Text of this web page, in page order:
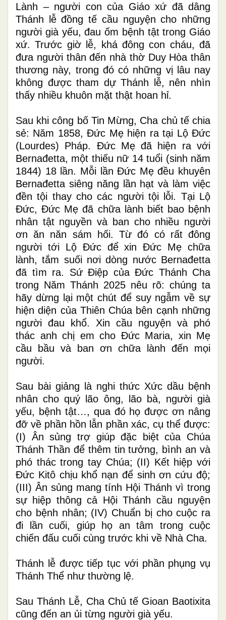
Lành – người con của Giáo xứ đã dâng
Thánh lễ đồng tế cầu nguyện cho những
người già yếu, đau ốm bệnh tật trong Giáo
xứ. Trước giờ lễ, khá đông con cháu, đã
đưa người thân đến nhà thờ Duy Hòa thân
thương này, trong đó có những vị lâu nay
không được tham dự Thánh lễ, nên nhìn
thấy nhiều khuôn mặt thật hoan hỉ.
Sau khi công bố Tin Mừng, Cha chủ tế chia
sẻ: Năm 1858, Đức Mẹ hiện ra tại Lộ Đức
(Lourdes) Pháp. Đức Mẹ đã hiện ra với
Bernađetta, một thiếu nữ 14 tuổi (sinh năm
1844) 18 lần. Mỗi lần Đức Mẹ đều khuyên
Bernađetta siêng năng lần hạt và làm việc
đền tội thay cho các người tội lỗi. Tại Lộ
Đức, Đức Mẹ đã chữa lành biết bao bệnh
nhân tật nguyền và ban cho nhiều người
ơn ăn năn sám hối. Từ đó có rất đông
người tới Lộ Đức để xin Đức Mẹ chữa
lành, tắm suối nơi dòng nước Bernađetta
đã tìm ra. Sứ Điệp của Đức Thánh Cha
trong Năm Thánh 2025 nêu rõ: chúng ta
hãy dừng lại một chút để suy ngẫm về sự
hiện diện của Thiên Chúa bên cạnh những
người đau khổ. Xin cầu nguyện và phó
thác anh chị em cho Đức Maria, xin Mẹ
cầu bầu và ban ơn chữa lành đến mọi
người.
Sau bài giảng là nghi thức Xức dầu bệnh
nhân cho quý lão ông, lão bà, người già
yếu, bệnh tật…, qua đó họ được ơn nâng
đỡ về phần hồn lẫn phần xác, cụ thể được:
(I) Ân sủng trợ giúp đặc biệt của Chúa
Thánh Thần để thêm tin tưởng, bình an và
phó thác trong tay Chúa; (II) Kết hiệp với
Đức Kitô chịu khổ nạn để sinh ơn cứu độ;
(III) Ân sủng mang tính Hội Thánh vì trong
sự hiệp thông cả Hội Thánh cầu nguyện
cho bệnh nhân; (IV) Chuẩn bị cho cuộc ra
đi lần cuối, giúp họ an tâm trong cuộc
chiến đấu cuối cùng trước khi về Nhà Cha.
Thánh lễ được tiếp tục với phần phụng vụ
Thánh Thể như thường lệ.
Sau Thánh Lễ, Cha Chủ tế Gioan Baotixita
cũng đến an ủi từng người già yếu.